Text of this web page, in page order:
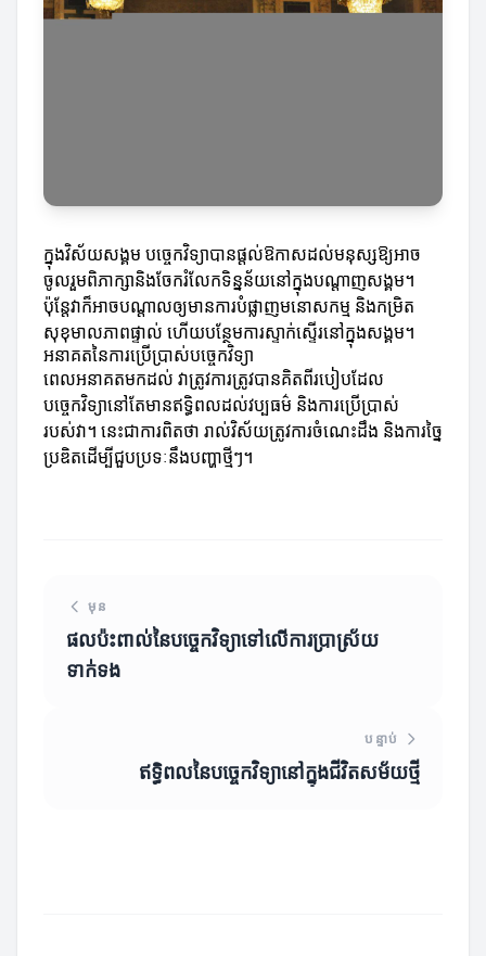
ក្នុងវិស័យសង្គម បច្ចេកវិទ្យាបានផ្តល់ឱកាសដល់មនុស្សឱ្យអាច
ចូលរួមពិភាក្សានិងចែករំលែកទិន្នន័យនៅក្នុងបណ្តាញសង្គម។
ប៉ុន្តែវាក៏អាចបណ្តាលឲ្យមានការបំផ្លាញមនោសកម្ម និងកម្រិត
សុខុមាលភាពផ្ទាល់ ហើយបន្ថែមការស្ទាក់ស្ទើរនៅក្នុងសង្គម។
អនាគតនៃការប្រើប្រាស់បច្ចេកវិទ្យា
ពេលអនាគតមកដល់ វាត្រូវការត្រូវបានគិតពីរបៀបដែល
បច្ចេកវិទ្យានៅតែមានឥទ្ធិពលដល់វប្បធម៌ និងការប្រើប្រាស់
របស់វា។ នេះជាការពិតថា រាល់វិស័យត្រូវការចំណេះដឹង និងការច្នៃ
ប្រឌិតដើម្បីជួបប្រទៈនឹងបញ្ហាថ្មីៗ។
មុន
ផលប៉ះពាល់នៃបច្ចេកវិទ្យាទៅលើការប្រាស្រ័យ
ទាក់ទង
បន្ទាប់
ឥទ្ធិពលនៃបច្ចេកវិទ្យានៅក្នុងជីវិតសម័យថ្មី